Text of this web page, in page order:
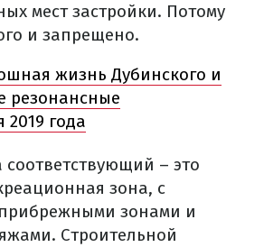
мест застройки. Потому
и запрещено.
жизнь Дубинского и
резонансные
2019 года
соответствующий – это
зона, с
зонами и
Строительной